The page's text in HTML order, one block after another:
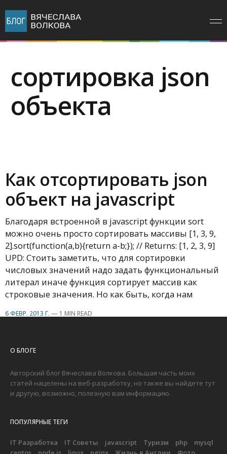
сортировка json
объекта
Как отсортировать json
объект на javascript
Благодаря встроенной в javascript функции sort
можно очень просто сортировать массивы [1, 3, 9,
2].sort(function(a,b){return a-b;}); // Returns: [1, 2, 3, 9]
UPD: Стоить заметить, что для сортировки
числовых значений надо задать функциональный
литерал иначе функция сортирует массив как
строковые значения. Но как быть, когда нам
6 ФЕВР. 2013 Г. — 1 MIN READ
О БЛОГЕ
Авторский блог Вячеслава Волкова. Большая часть моих
статей нацелены на веб-разработку, но также вы найдете тут
и другую, возможно, полезную вам информацию.
ПОПУЛЯРНЫЕ ТЕГИ
IT Разработка IT Советы javascript Туризм php
mysql